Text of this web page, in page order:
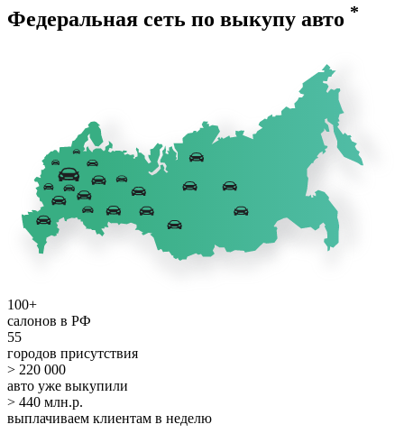
Федеральная сеть по выкупу авто *
100+
салонов в РФ
55
городов присутствия
> 220 000
авто уже выкупили
> 440 млн.р.
выплачиваем клиентам в неделю